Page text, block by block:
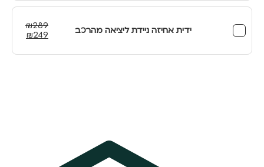
₪699.
₪549.
ידית אחיזה ניידת ליציאה מהרכב
₪289
המחיר
היה:
₪249
הוא: